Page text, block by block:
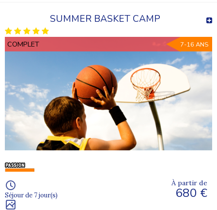
SUMMER BASKET CAMP
COMPLET 7-16 ANS
Séjour de 7 jour(s)
À partir de
680 €